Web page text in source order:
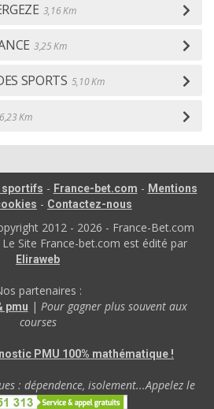
3,16 Km
3,25 Km
SPORTS 5,10 Km
6,23 Km
sportifs - France-bet.com - Mentions
- Contactez-nous
2012 - 2026 - France-Bet.com
Site France-bet.com est édité par
Eliraweb
partenaires :
pmu | Pour gagner plus souvent aux
courses
PMU 100% mathématique !
: dépendence, isolement...Appelez le